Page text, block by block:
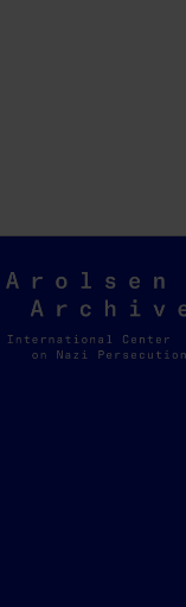
Arolsen
Archives